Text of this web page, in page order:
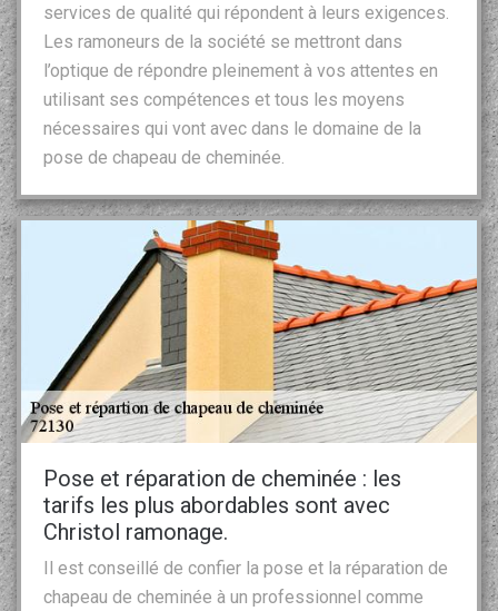
services de qualité qui répondent à leurs exigences.
Les ramoneurs de la société se mettront dans
l’optique de répondre pleinement à vos attentes en
utilisant ses compétences et tous les moyens
nécessaires qui vont avec dans le domaine de la
pose de chapeau de cheminée.
Pose et réparation de cheminée : les
tarifs les plus abordables sont avec
Christol ramonage.
Il est conseillé de confier la pose et la réparation de
chapeau de cheminée à un professionnel comme